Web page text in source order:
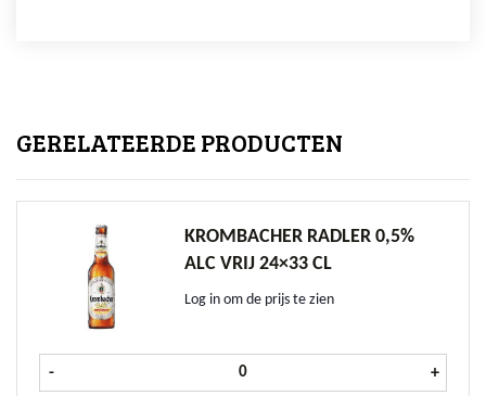
GERELATEERDE PRODUCTEN
KROMBACHER RADLER 0,5%
ALC VRIJ 24×33 CL
Log in om de prijs te zien
- Krombacher Radler 0,5% Alc Vrij
+